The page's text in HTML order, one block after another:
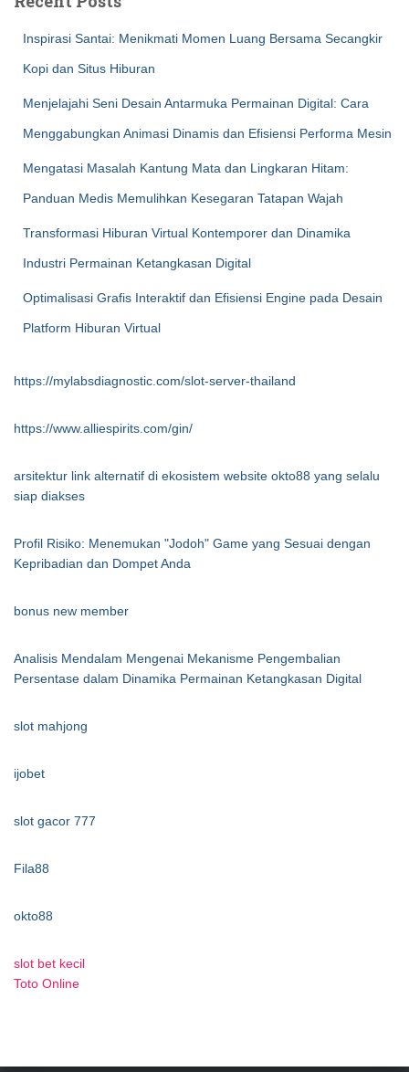
Inspirasi Santai: Menikmati Momen Luang Bersama Secangkir
Kopi dan Situs Hiburan
Menjelajahi Seni Desain Antarmuka Permainan Digital: Cara
Menggabungkan Animasi Dinamis dan Efisiensi Performa Mesin
Mengatasi Masalah Kantung Mata dan Lingkaran Hitam:
Panduan Medis Memulihkan Kesegaran Tatapan Wajah
Transformasi Hiburan Virtual Kontemporer dan Dinamika
Industri Permainan Ketangkasan Digital
Optimalisasi Grafis Interaktif dan Efisiensi Engine pada Desain
Platform Hiburan Virtual
https://mylabsdiagnostic.com/slot-server-thailand
https://www.alliespirits.com/gin/
arsitektur link alternatif di ekosistem website okto88 yang selalu
siap diakses
Profil Risiko: Menemukan "Jodoh" Game yang Sesuai dengan
Kepribadian dan Dompet Anda
bonus new member
Analisis Mendalam Mengenai Mekanisme Pengembalian
Persentase dalam Dinamika Permainan Ketangkasan Digital
slot mahjong
ijobet
slot gacor 777
Fila88
okto88
slot bet kecil
Toto Online